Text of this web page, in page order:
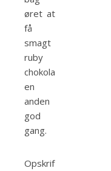
øret at
få
smagt
ruby
chokoladen
en
anden
god
gang.
Opskriften